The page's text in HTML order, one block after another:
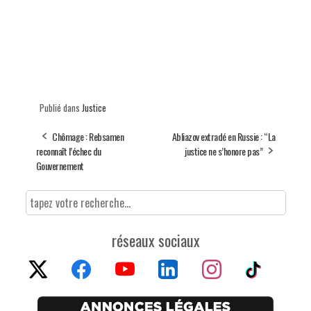
Publié dans Justice
Chômage : Rebsamen
reconnaît l’échec du
Gouvernement
Abliazov extradé en Russie : “La
justice ne s’honore pas”
réseaux sociaux